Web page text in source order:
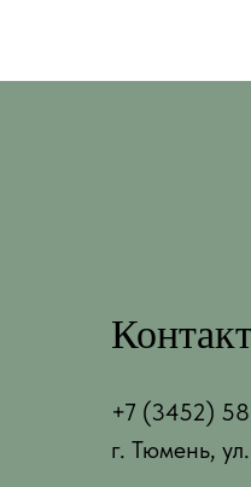
+7 (3452)
г. Тюмень,